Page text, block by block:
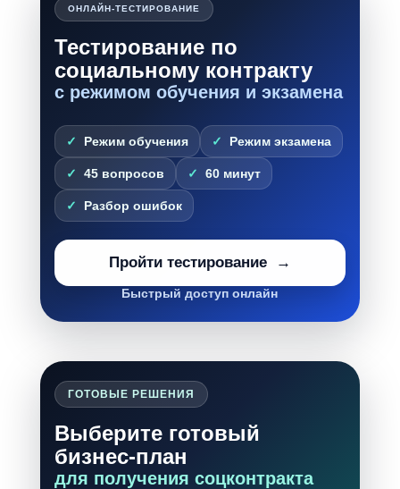
ОНЛАЙН-ТЕСТИРОВАНИЕ
Тестирование по
социальному контракту
с режимом обучения и экзамена
Режим обучения Режим экзамена
45 вопросов 60 минут
Разбор ошибок
Пройти тестирование
Быстрый доступ онлайн
ГОТОВЫЕ РЕШЕНИЯ
Выберите готовый
бизнес-план
для получения соцконтракта